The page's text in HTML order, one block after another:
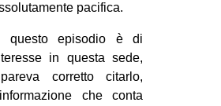
pacifica.
questo episodio è di
in questa sede,
corretto citarlo,
che conta